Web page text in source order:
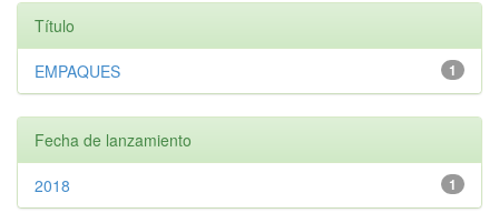
Título
1
EMPAQUES
Fecha de lanzamiento
1
2018